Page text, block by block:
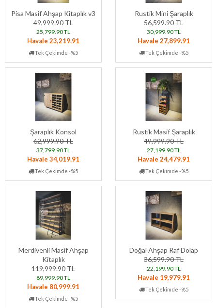
Pisa Masif Ahşap Kitaplık v3
49,999.90 TL
25,799.90 TL
Havale 23,219.91
Tek Çekimde -%5
Rustik Mini Şaraplık
56,599.90 TL
30,999.90 TL
Havale 27,899.91
Tek Çekimde -%5
Şaraplık Konsol
62,999.90 TL
37,799.90 TL
Havale 34,019.91
Tek Çekimde -%5
Rustik Masif Şaraplık
49,999.90 TL
27,199.90 TL
Havale 24,479.91
Tek Çekimde -%5
Merdivenli Masif Ahşap
Kitaplık
119,999.90 TL
89,999.90 TL
Havale 80,999.91
Tek Çekimde -%5
Doğal Ahşap Raf Dolap
36,599.90 TL
22,199.90 TL
Havale 19,979.91
Tek Çekimde -%5